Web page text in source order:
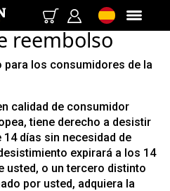
reembolso
para los consumidores de la
calidad de consumidor
tiene derecho a desistir
días sin necesidad de
expirará a los 14
usted, o un tercero distinto
por usted, adquiera la